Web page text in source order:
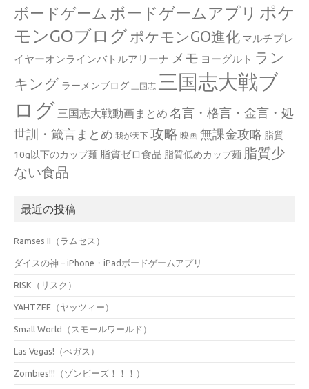
ボードゲーム ボードゲームアプリ ポケ
モンGOブログ ポケモンGO進化 マルチプレ
イヤーオンラインバトルアリーナ メモ ヨーグルト ラン
キング ラーメンブログ 三国志 三国志大戦ブ
ログ 三国志大戦動画まとめ 名言・格言・金言・処
世訓・箴言まとめ 我が天下 攻略 映画 無課金攻略 脂質
10g以下のカップ麺 脂質ゼロ食品 脂質低めカップ麺 脂質少
ない食品
最近の投稿
Ramses II（ラムセス）
ダイスの神 – iPhone・iPadボードゲームアプリ
RISK（リスク）
YAHTZEE（ヤッツィー）
Small World（スモールワールド）
Las Vegas!（べガス）
Zombies!!!（ゾンビーズ！！！）